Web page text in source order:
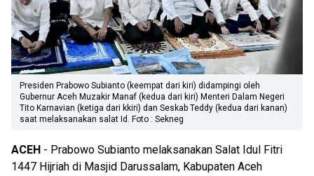
Presiden Prabowo Subianto (keempat dari kiri) didampingi oleh
Gubernur Aceh Muzakir Manaf (kedua dari kiri) Menteri Dalam Negeri
Tito Karnavian (ketiga dari kkiri) dan Seskab Teddy (kedua dari kanan)
saat melaksanakan salat Id. Foto : Sekneg
ACEH - Prabowo Subianto melaksanakan Salat Idul Fitri
1447 Hijriah di Masjid Darussalam, Kabupaten Aceh